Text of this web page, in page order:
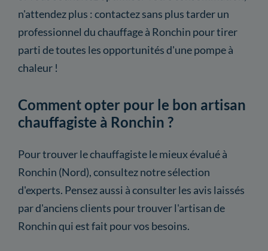
n'attendez plus : contactez sans plus tarder un
professionnel du chauffage à Ronchin pour tirer
parti de toutes les opportunités d'une pompe à
chaleur !
Comment opter pour le bon artisan
chauffagiste à Ronchin ?
Pour trouver le chauffagiste le mieux évalué à
Ronchin (Nord), consultez notre sélection
d'experts. Pensez aussi à consulter les avis laissés
par d'anciens clients pour trouver l'artisan de
Ronchin qui est fait pour vos besoins.